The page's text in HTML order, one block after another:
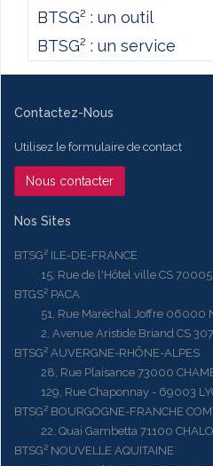
BTSG² : un outil
BTSG² : un service
Contactez-Nous
Utilisez le formulaire de contact
Nous contacter
Nos Sites
BTSG² ILE-DE-FRANCE
15, Rue de l'Hôtel ville CS 70005
BTGS² PACA
51, Rue Maréchal Joffre 06000
2, Avenue Aristide Briand CS
BTSG² AUVERGNE-RHÔNE-ALPES
28, Rue Plaisance 73000
129, Rue Chaponnay - 69003
BTSG² BOURGOGNE-FRANCHE
22, Quai Gambetta 71100
BTSG² NOUVELLE AQUITAINE